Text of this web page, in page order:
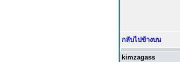
กลับไปข้างบน
kimzagass